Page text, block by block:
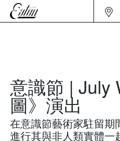
意識節 | July
圖》演出
在意識節藝術家駐留期
進行其與非人類實體